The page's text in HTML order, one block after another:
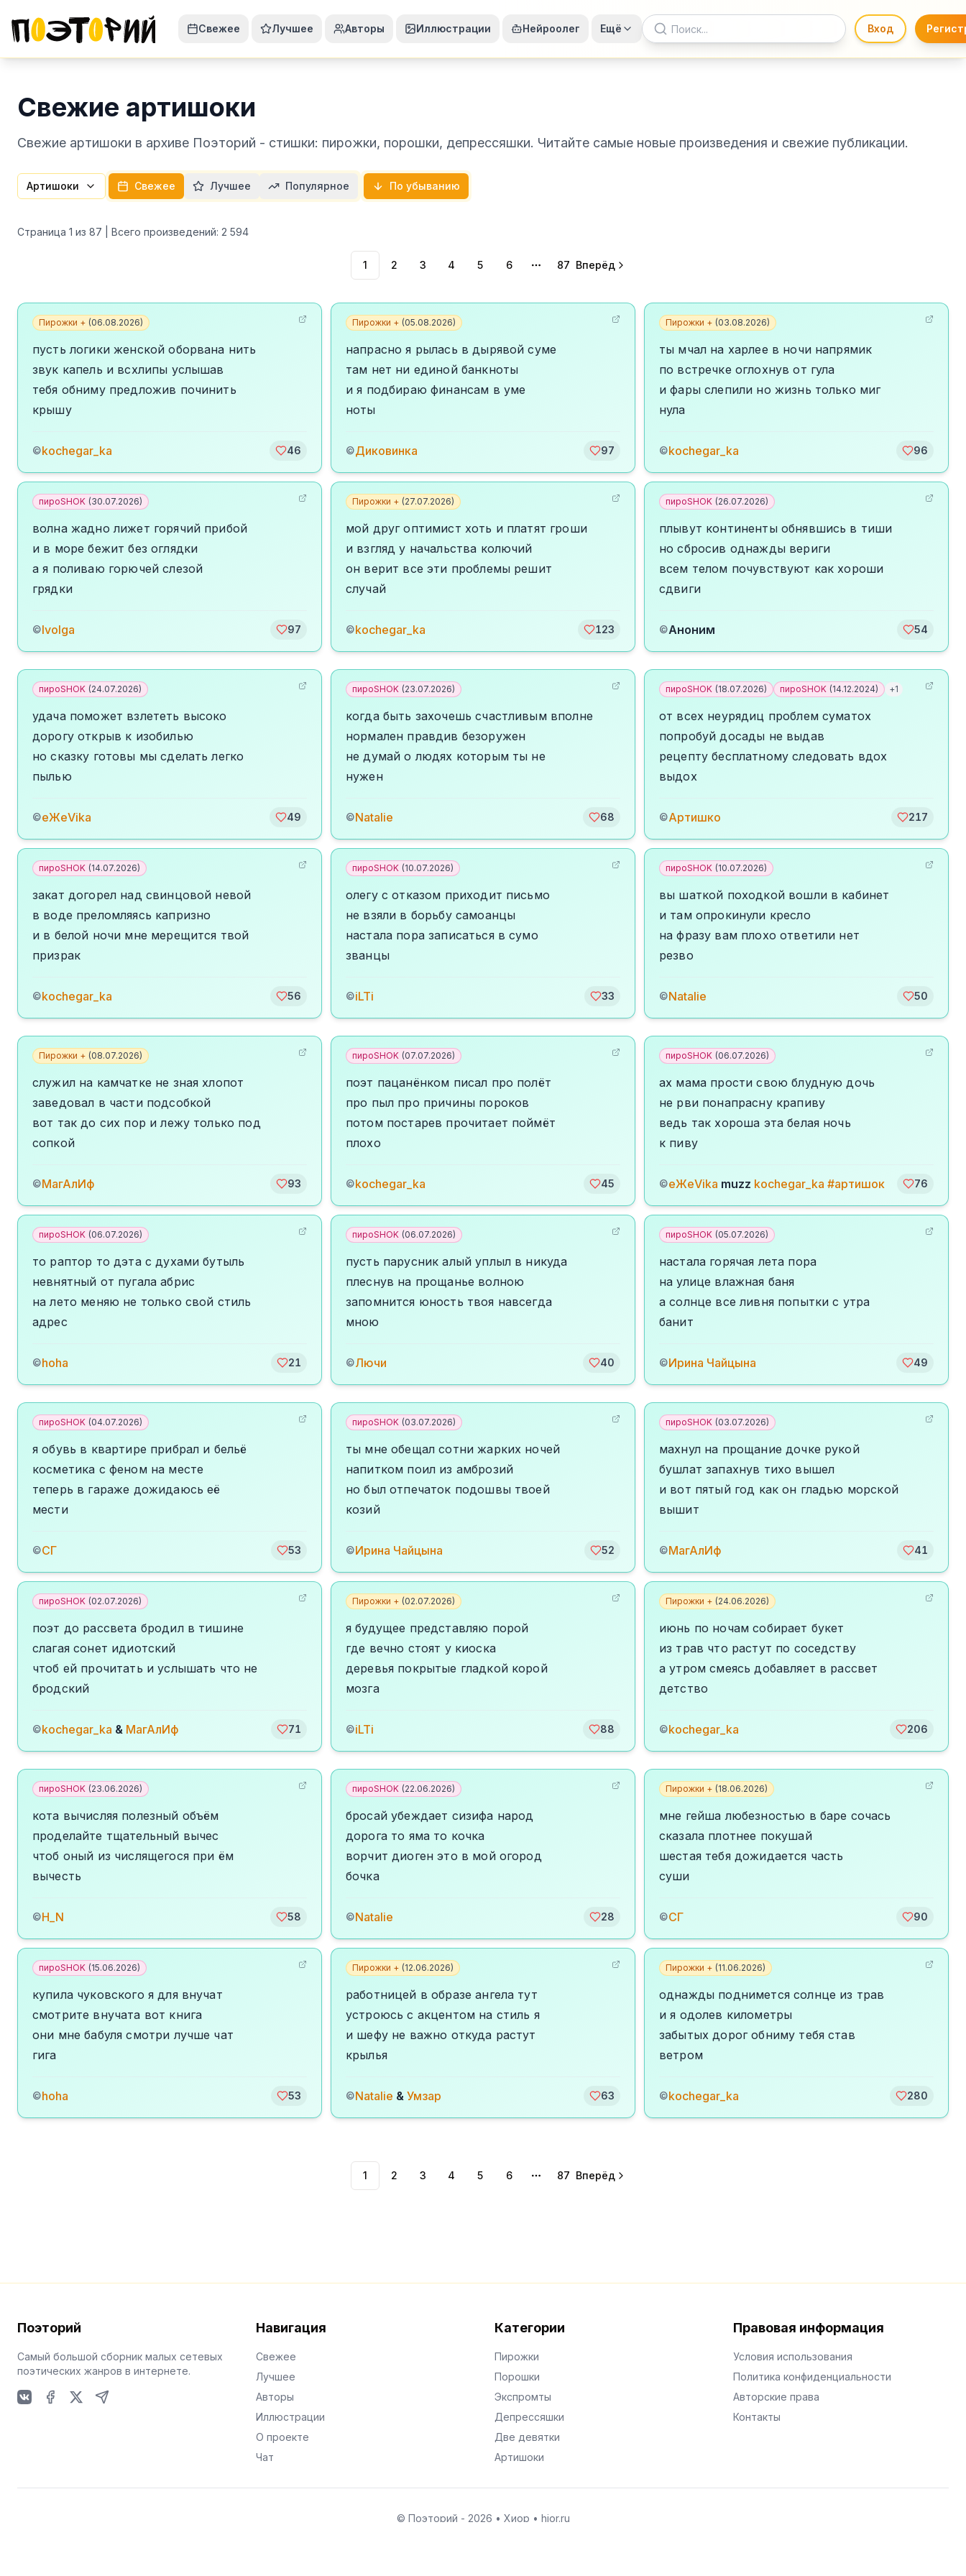
Свежее Лучшее Авторы Иллюстрации Нейроолег Ещё Вход
Свежие артишоки
Свежие артишоки в архиве Поэторий - стишки: пирожки, порошки, депрессяшки. Читайте самые новые произведения и свежие публикации.
Артишоки Свежее Лучшее Популярное По убыванию
Страница 1 из 87 | Всего произведений: 2 594
1 2 3 4 5 6
More pages
87 Вперёд
Пирожки + (06.08.2026)
пусть логики женской оборвана нить
звук капель и всхлипы услышав
тебя обниму предложив починить
крышу
©kochegar_ka 46
Пирожки + (05.08.2026)
напрасно я рылась в дырявой суме
там нет ни единой банкноты
и я подбираю финансам в уме
ноты
©Диковинка 97
Пирожки + (03.08.2026)
ты мчал на харлее в ночи напрямик
по встречке оглохнув от гула
и фары слепили но жизнь только миг
нула
©kochegar_ka 96
пироSHOK (30.07.2026)
волна жадно лижет горячий прибой
и в море бежит без оглядки
а я поливаю горючей слезой
грядки
©Ivolga 97
Пирожки + (27.07.2026)
мой друг оптимист хоть и платят гроши
и взгляд у начальства колючий
он верит все эти проблемы решит
случай
©kochegar_ka 123
пироSHOK (26.07.2026)
плывут континенты обнявшись в тиши
но сбросив однажды вериги
всем телом почувствуют как хороши
сдвиги
©Аноним 54
пироSHOK (24.07.2026)
удача поможет взлететь высоко
дорогу открыв к изобилью
но сказку готовы мы сделать легко
пылью
©еЖеVika 49
пироSHOK (23.07.2026)
когда быть захочешь счастливым вполне
нормален правдив безоружен
не думай о людях которым ты не
нужен
©Natalie 68
пироSHOK (18.07.2026) пироSHOK (14.12.2024) +1
от всех неурядиц проблем суматох
попробуй досады не выдав
рецепту бесплатному следовать вдох
выдох
©Артишко 217
пироSHOK (14.07.2026)
закат догорел над свинцовой невой
в воде преломляясь капризно
и в белой ночи мне мерещится твой
призрак
©kochegar_ka 56
пироSHOK (10.07.2026)
олегу с отказом приходит письмо
не взяли в борьбу самоанцы
настала пора записаться в сумо
званцы
©iLTi 33
пироSHOK (10.07.2026)
вы шаткой походкой вошли в кабинет
и там опрокинули кресло
на фразу вам плохо ответили нет
резво
©Natalie 50
Пирожки + (08.07.2026)
служил на камчатке не зная хлопот
заведовал в части подсобкой
вот так до сих пор и лежу только под
сопкой
©МагАлИф 93
пироSHOK (07.07.2026)
поэт пацанёнком писал про полёт
про пыл про причины пороков
потом постарев прочитает поймёт
плохо
©kochegar_ka 45
пироSHOK (06.07.2026)
ах мама прости свою блудную дочь
не рви понапрасну крапиву
ведь так хороша эта белая ночь
к пиву
©еЖеVika muzz kochegar_ka #артишок 76
пироSHOK (06.07.2026)
то раптор то дэта с духами бутыль
невнятный от пугала абрис
на лето меняю не только свой стиль
адрес
©hoha 21
пироSHOK (06.07.2026)
пусть парусник алый уплыл в никуда
плеснув на прощанье волною
запомнится юность твоя навсегда
мною
©Лючи 40
пироSHOK (05.07.2026)
настала горячая лета пора
на улице влажная баня
а солнце все ливня попытки с утра
банит
©Ирина Чайцына 49
пироSHOK (04.07.2026)
я обувь в квартире прибрал и бельё
косметика с феном на месте
теперь в гараже дожидаюсь её
мести
©СГ 53
пироSHOK (03.07.2026)
ты мне обещал сотни жарких ночей
напитком поил из амброзий
но был отпечаток подошвы твоей
козий
©Ирина Чайцына 52
пироSHOK (03.07.2026)
махнул на прощание дочке рукой
бушлат запахнув тихо вышел
и вот пятый год как он гладью морской
вышит
©МагАлИф 41
пироSHOK (02.07.2026)
поэт до рассвета бродил в тишине
слагая сонет идиотский
чтоб ей прочитать и услышать что не
бродский
©kochegar_ka & МагАлИф 71
Пирожки + (02.07.2026)
я будущее представляю порой
где вечно стоят у киоска
деревья покрытые гладкой корой
мозга
©iLTi 88
Пирожки + (24.06.2026)
июнь по ночам собирает букет
из трав что растут по соседству
а утром смеясь добавляет в рассвет
детство
©kochegar_ka 206
пироSHOK (23.06.2026)
кота вычисляя полезный объём
проделайте тщательный вычес
чтоб оный из числящегося при ём
вычесть
©H_N 58
пироSHOK (22.06.2026)
бросай убеждает сизифа народ
дорога то яма то кочка
ворчит диоген это в мой огород
бочка
©Natalie 28
Пирожки + (18.06.2026)
мне гейша любезностью в баре сочась
сказала плотнее покушай
шестая тебя дожидается часть
суши
©СГ 90
пироSHOK (15.06.2026)
купила чуковского я для внучат
смотрите внучата вот книга
они мне бабуля смотри лучше чат
гига
©hoha 53
Пирожки + (12.06.2026)
работницей в образе ангела тут
устроюсь с акцентом на стиль я
и шефу не важно откуда растут
крылья
©Natalie & Умзар 63
Пирожки + (11.06.2026)
однажды поднимется солнце из трав
и я одолев километры
забытых дорог обниму тебя став
ветром
©kochegar_ka 280
1 2 3 4 5 6
More pages
87 Вперёд
Поэторий
Самый большой сборник малых сетевых
поэтических жанров в интернете.
Навигация
Свежее
Лучшее
Авторы
Иллюстрации
О проекте
Чат
Категории
Пирожки
Порошки
Экспромты
Депрессяшки
Две девятки
Артишоки
Правовая информация
Условия использования
Политика конфиденциальности
Авторские права
Контакты
© Поэторий - 2026 • Хиор • hior.ru